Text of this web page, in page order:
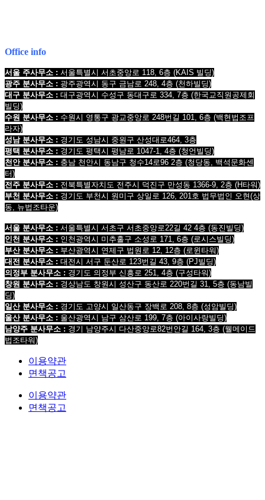
Office info
서울 주사무소 : 서울특별시 서초중앙로 118, 6층 (KAIS 빌딩)
광주 분사무소 : 광주광역시 동구 금남로 248, 4층 (천하빌딩)
대구 분사무소 : 대구광역시 수성구 동대구로 334, 7층 (한국교직원공제회
빌딩)
수원 분사무소 : 수원시 영통구 광교중앙로 248번길 101, 6층 (백현법조프
라자)
성남 분사무소 : 경기도 성남시 중원구 산성대로464, 3층
평택 분사무소 : 경기도 평택시 평남로 1047-1, 4층 (청언빌딩)
천안 분사무소 : 충남 천안시 동남구 청수14로96 2층 (청당동, 백석문화센
터)
전주 분사무소 : 전북특별자치도 전주시 덕진구 만성동 1366-9, 2층 (H타워)
부천 분사무소 : 경기도 부천시 원미구 상일로 126, 201호 법무법인 오현(상
동, 뉴법조타운)
서울 분사무소 : 서울특별시 서초구 서초중앙로22길 42 4층 (동진빌딩)
인천 분사무소 : 인천광역시 미추홀구 소성로 171, 6층 (로시스빌딩)
부산 분사무소 : 부산광역시 연제구 법원로 12, 12층 (로윈타워)
대전 분사무소 : 대전시 서구 둔산로 123번길 43, 9층 (PJ빌딩)
의정부 분사무소 : 경기도 의정부 신흥로 251, 4층 (구성타워)
창원 분사무소 : 경상남도 창원시 성산구 동산로 220번길 31, 5층 (동남빌
딩)
일산 분사무소 : 경기도 고양시 일산동구 장백로 208, 8층 (성암빌딩)
울산 분사무소 : 울산광역시 남구 삼산로 199, 7층 (아이사랑빌딩)
남양주 분사무소 : 경기 남양주시 다산중앙로82번안길 164, 3층 (웰메이드
법조타워)
이용약관
면책공고
이용약관
면책공고